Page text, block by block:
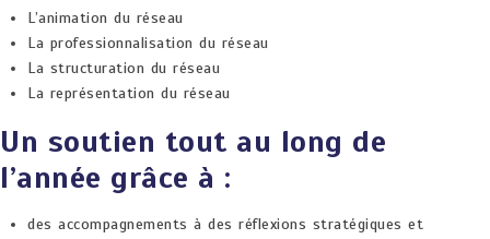
L’animation du réseau
La professionnalisation du réseau
La structuration du réseau
La représentation du réseau
Un soutien tout au long de
l’année grâce à :
des accompagnements à des réflexions stratégiques et